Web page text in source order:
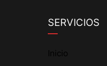
SERVICIOS
Inicio